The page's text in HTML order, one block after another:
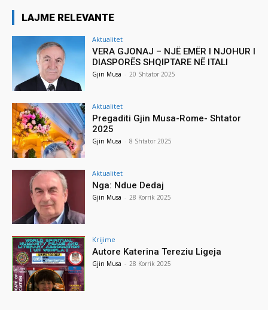
LAJME RELEVANTE
Aktualitet
VERA GJONAJ – NJË EMËR I NJOHUR I
DIASPORËS SHQIPTARE NË ITALI
Gjin Musa - 20 Shtator 2025
Aktualitet
Pregaditi Gjin Musa-Rome- Shtator
2025
Gjin Musa - 8 Shtator 2025
Aktualitet
Nga: Ndue Dedaj
Gjin Musa - 28 Korrik 2025
Krijime
Autore Katerina Tereziu Ligeja
Gjin Musa - 28 Korrik 2025